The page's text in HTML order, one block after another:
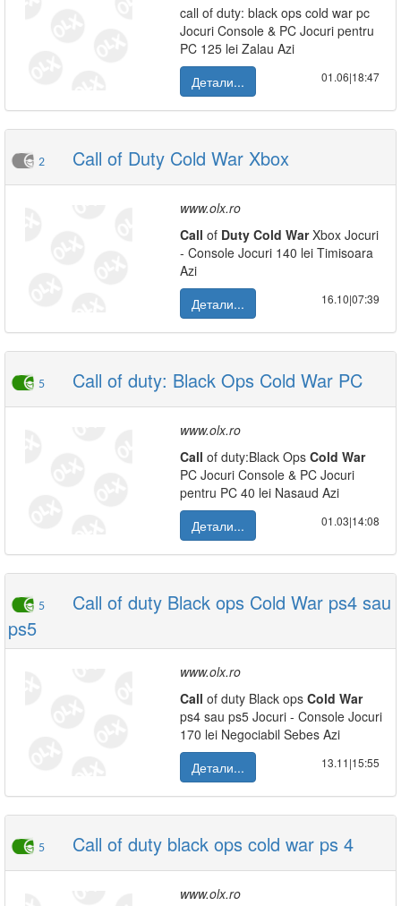
call of duty: black ops cold war pc
Jocuri Console & PC Jocuri pentru
PC 125 lei Zalau Azi
Детали...
01.06|18:47
2 Call of Duty Cold War Xbox
www.olx.ro
Call of Duty Cold WarXbox Jocuri
- Console Jocuri 140 lei Timisoara
Azi
Детали...
16.10|07:39
5 Call of duty: Black Ops Cold War PC
www.olx.ro
Call of duty:Black Ops Cold War
PC Jocuri Console & PC Jocuri
pentru PC 40 lei Nasaud Azi
Детали...
01.03|14:08
5
Call of duty Black ops Cold War ps4 sau
ps5
www.olx.ro
Call of duty Black ops Cold War
ps4 sau ps5 Jocuri - Console Jocuri
170 lei Negociabil Sebes Azi
Детали...
13.11|15:55
5 Call of duty black ops cold war ps 4
www.olx.ro